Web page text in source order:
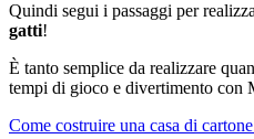
Quindi segui i passaggi per
gatti!
È tanto semplice da realizzare
tempi di gioco e divertimento con
Come costruire una casa di